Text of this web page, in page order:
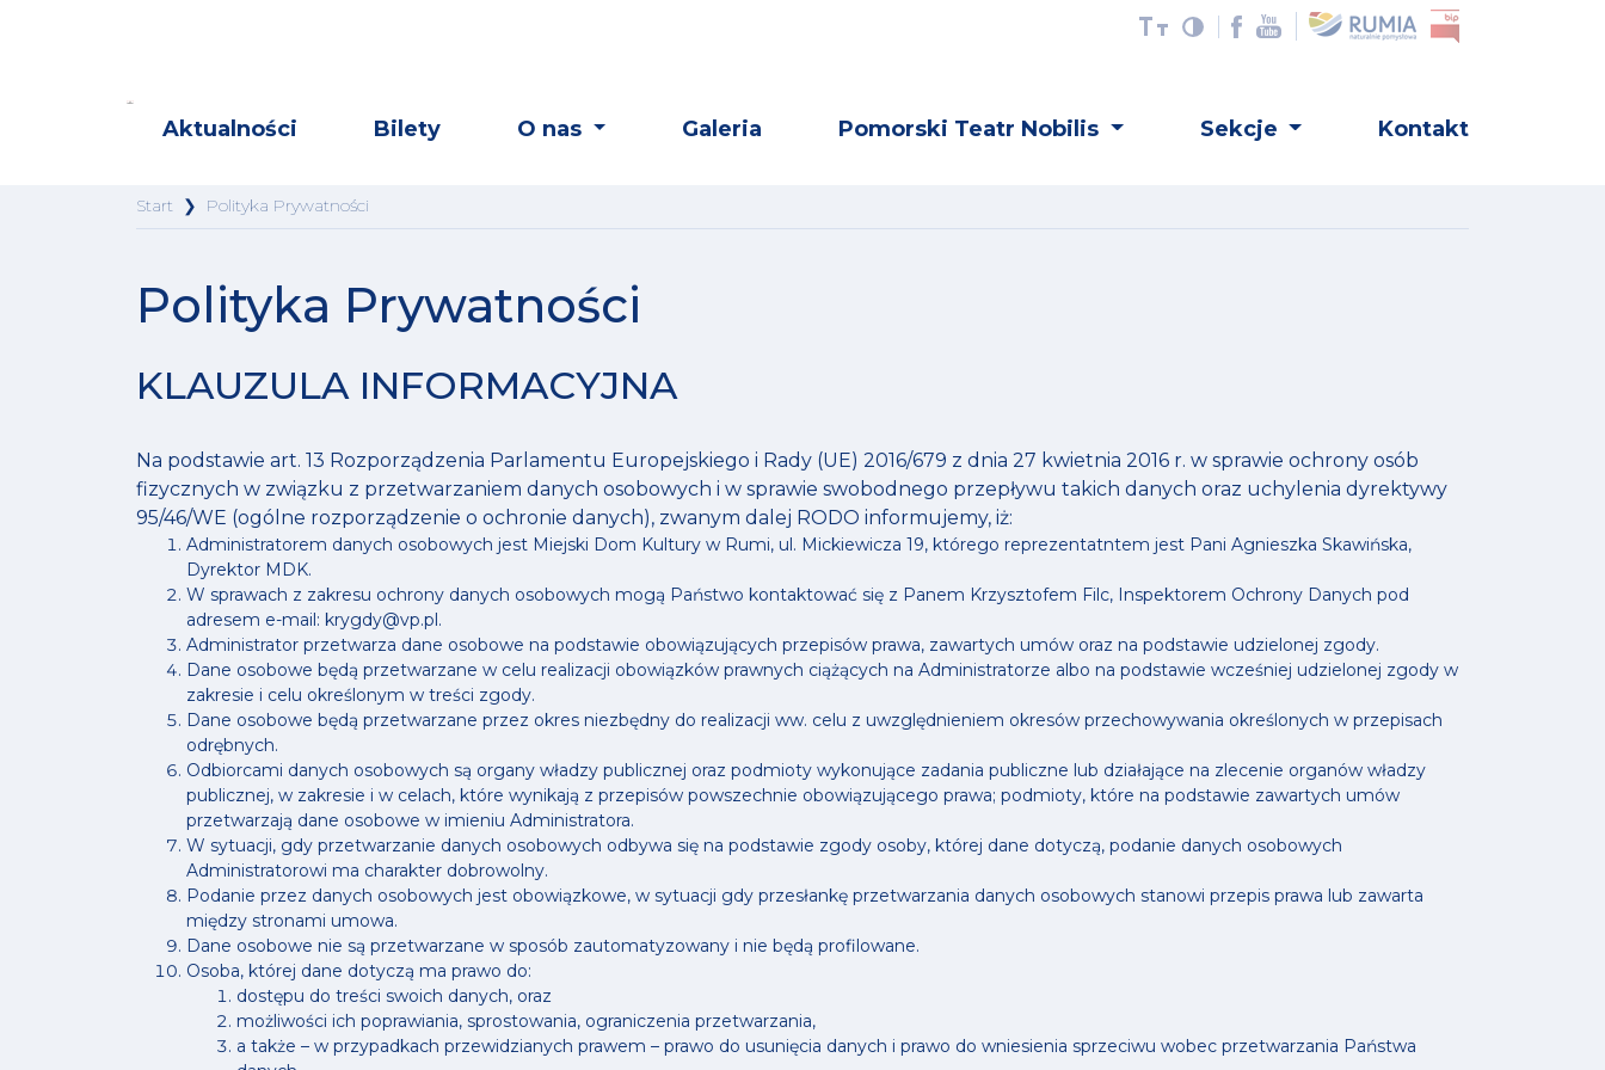
Aktualności Bilety O nas Galeria Pomorski Teatr Nobilis Sekcje Kontakt
Start ❯ Polityka Prywatności
Polityka Prywatności
KLAUZULA INFORMACYJNA
Na podstawie art. 13 Rozporządzenia Parlamentu Europejskiego i Rady (UE) 2016/679 z dnia 27 kwietnia 2016 r. w sprawie ochrony osób
fizycznych w związku z przetwarzaniem danych osobowych i w sprawie swobodnego przepływu takich danych oraz uchylenia dyrektywy
95/46/WE (ogólne rozporządzenie o ochronie danych), zwanym dalej RODO informujemy, iż:
Administratorem danych osobowych jest Miejski Dom Kultury w Rumi, ul. Mickiewicza 19, którego reprezentatntem jest Pani Agnieszka Skawińska,
Dyrektor MDK.
W sprawach z zakresu ochrony danych osobowych mogą Państwo kontaktować się z Panem Krzysztofem Filc, Inspektorem Ochrony Danych pod
adresem e-mail: krygdy@vp.pl.
Administrator przetwarza dane osobowe na podstawie obowiązujących przepisów prawa, zawartych umów oraz na podstawie udzielonej zgody.
Dane osobowe będą przetwarzane w celu realizacji obowiązków prawnych ciążących na Administratorze albo na podstawie wcześniej udzielonej zgody w
zakresie i celu określonym w treści zgody.
Dane osobowe będą przetwarzane przez okres niezbędny do realizacji ww. celu z uwzględnieniem okresów przechowywania określonych w przepisach
odrębnych.
Odbiorcami danych osobowych są organy władzy publicznej oraz podmioty wykonujące zadania publiczne lub działające na zlecenie organów władzy
publicznej, w zakresie i w celach, które wynikają z przepisów powszechnie obowiązującego prawa; podmioty, które na podstawie zawartych umów
przetwarzają dane osobowe w imieniu Administratora.
W sytuacji, gdy przetwarzanie danych osobowych odbywa się na podstawie zgody osoby, której dane dotyczą, podanie danych osobowych
Administratorowi ma charakter dobrowolny.
Podanie przez danych osobowych jest obowiązkowe, w sytuacji gdy przesłankę przetwarzania danych osobowych stanowi przepis prawa lub zawarta
między stronami umowa.
Dane osobowe nie są przetwarzane w sposób zautomatyzowany i nie będą profilowane.
Osoba, której dane dotyczą ma prawo do:
dostępu do treści swoich danych, oraz
możliwości ich poprawiania, sprostowania, ograniczenia przetwarzania,
a także – w przypadkach przewidzianych prawem – prawo do usunięcia danych i prawo do wniesienia sprzeciwu wobec przetwarzania Państwa